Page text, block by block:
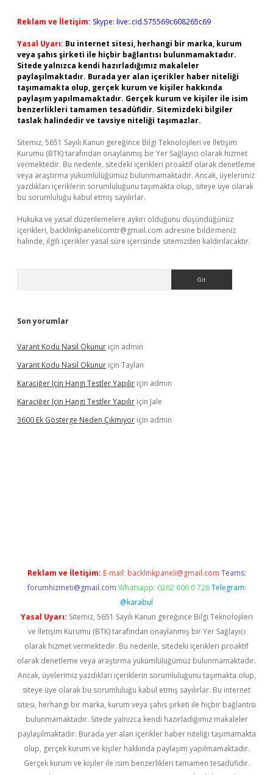
Reklam ve İletişim: Skype: live:.cid.575569c608265c69
Yasal Uyarı: Bu internet sitesi, herhangi bir marka, kurum
veya şahıs şirketi ile hiçbir bağlantısı bulunmamaktadır.
Sitede yalnızca kendi hazırladığımız makaleler
paylaşılmaktadır. Burada yer alan içerikler haber niteliği
taşımamakta olup, gerçek kurum ve kişiler hakkında
paylaşım yapılmamaktadır. Gerçek kurum ve kişiler ile isim
benzerlikleri tamamen tesadüfidir. Sitemizdeki bilgiler
taslak halindedir ve tavsiye niteliği taşımazlar.
Sitemiz, 5651 Sayılı Kanun gereğince Bilgi Teknolojileri ve İletişim
Kurumu (BTK) tarafından onaylanmış bir Yer Sağlayıcı olarak hizmet
vermektedir. Bu nedenle, sitedeki içerikleri proaktif olarak denetleme
veya araştırma yükümlülüğümüz bulunmamaktadır. Ancak, üyelerimiz
yazdıkları içeriklerin sorumluluğunu taşımakta olup, siteye üye olarak
bu sorumluluğu kabul etmiş sayılırlar.
Hukuka ve yasal düzenlemelere aykırı olduğunu düşündüğünüz
içerikleri, backlinkpanelicomtr@gmail.com adresine bildirmeniz
halinde, ilgili içerikler yasal süre içerisinde sitemizden kaldırılacaktır.
Son yorumlar
Varant Kodu Nasıl Okunur için admin
Varant Kodu Nasıl Okunur için Taylan
Karaciğer Için Hangi Testler Yapılır için admin
Karaciğer Için Hangi Testler Yapılır için Jale
3600 Ek Gösterge Neden Çıkmıyor için admin
Reklam ve İletişim: E-mail: backlinkpaneli@gmail.com Teams:
forumhizmeti@gmail.com Whatsapp: 0262 606 0 726 Telegram:
@karabul
Yasal Uyarı: Sitemiz, 5651 Sayılı Kanun gereğince Bilgi Teknolojileri
ve İletişim Kurumu (BTK) tarafından onaylanmış bir Yer Sağlayıcı
olarak hizmet vermektedir. Bu nedenle, sitedeki içerikleri proaktif
olarak denetleme veya araştırma yükümlülüğümüz bulunmamaktadır.
Ancak, üyelerimiz yazdıkları içeriklerin sorumluluğunu taşımakta olup,
siteye üye olarak bu sorumluluğu kabul etmiş sayılırlar. Bu internet
sitesi, herhangi bir marka, kurum veya şahıs şirketi ile hiçbir bağlantısı
bulunmamaktadır. Sitede yalnızca kendi hazırladığımız makaleler
paylaşılmaktadır. Burada yer alan içerikler haber niteliği taşımamakta
olup, gerçek kurum ve kişiler hakkında paylaşım yapılmamaktadır.
Gerçek kurum ve kişiler ile isim benzerlikleri tamamen tesadüfidir.